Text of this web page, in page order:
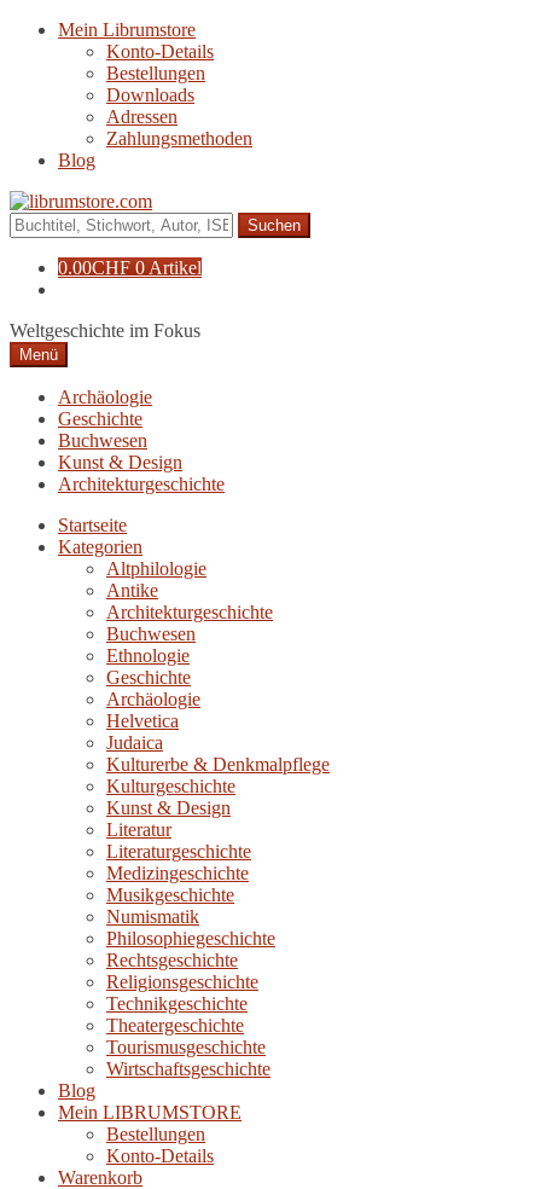
Navigation
Zum
Mein Librumstore
Konto-Details
Bestellungen
Downloads
Adressen
Zahlungsmethoden
Blog
Suche
nach:
0.00CHF 0 Artikel
Weltgeschichte im Fokus
Menü
Archäologie
Geschichte
Buchwesen
Kunst & Design
Architekturgeschichte
Startseite
Kategorien
Altphilologie
Antike
Architekturgeschichte
Buchwesen
Ethnologie
Geschichte
Archäologie
Helvetica
Judaica
Kulturerbe & Denkmalpflege
Kulturgeschichte
Kunst & Design
Literatur
Literaturgeschichte
Medizingeschichte
Musikgeschichte
Numismatik
Philosophiegeschichte
Rechtsgeschichte
Religionsgeschichte
Technikgeschichte
Theatergeschichte
Tourismusgeschichte
Wirtschaftsgeschichte
Blog
Mein LIBRUMSTORE
Bestellungen
Konto-Details
Warenkorb